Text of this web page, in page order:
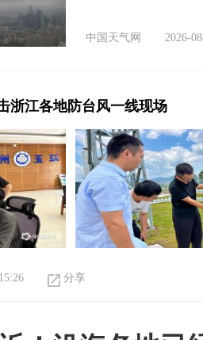
中国天气网 2026-
浙江各地防台风一线现场
分享